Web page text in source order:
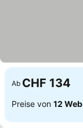
Ab CHF 134
Preise von 12